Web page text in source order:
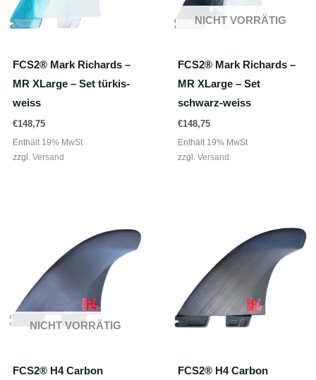
FCS2® Mark Richards –
MR XLarge – Set türkis-
weiss
€148,75
Enthält 19% MwSt
zzgl. Versand
NICHT VORRÄTIG
FCS2® Mark Richards –
MR XLarge – Set
schwarz-weiss
€148,75
Enthält 19% MwSt
zzgl. Versand
NICHT VORRÄTIG
FCS2® H4 Carbon FCS2® H4 Carbon